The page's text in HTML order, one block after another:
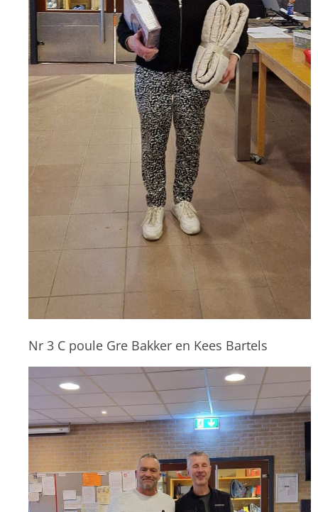
Nr 3 C poule Gre Bakker en Kees Bartels